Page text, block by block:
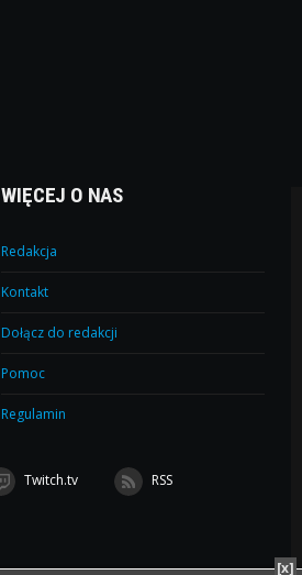
WIĘCEJ O NAS
Redakcja
Kontakt
Dołącz do redakcji
Pomoc
Regulamin
Twitch.tv RSS
[x]